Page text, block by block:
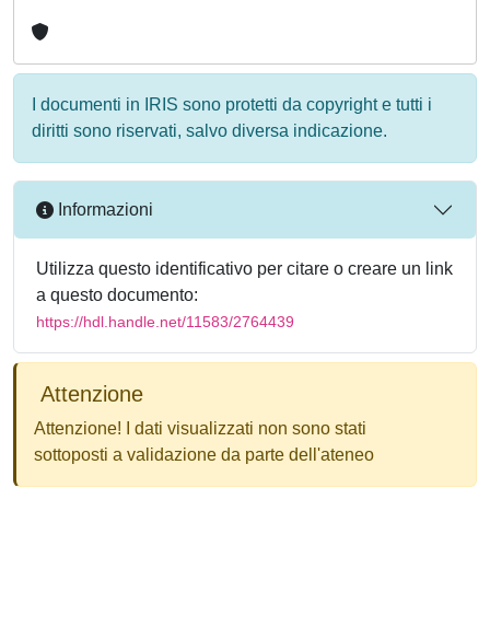
I documenti in IRIS sono protetti da copyright e tutti i
diritti sono riservati, salvo diversa indicazione.
Informazioni
Utilizza questo identificativo per citare o creare un link
a questo documento:
https://hdl.handle.net/11583/2764439
Attenzione
Attenzione! I dati visualizzati non sono stati
sottoposti a validazione da parte dell'ateneo